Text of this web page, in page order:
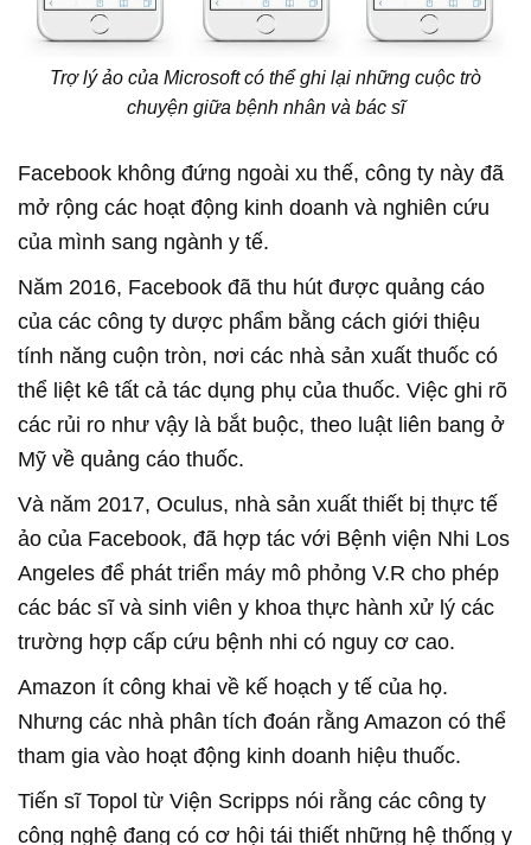
Trợ lý ảo của Microsoft có thể ghi lại những cuộc trò
chuyện giữa bệnh nhân và bác sĩ
Facebook không đứng ngoài xu thế, công ty này đã
mở rộng các hoạt động kinh doanh và nghiên cứu
của mình sang ngành y tế.
Năm 2016, Facebook đã thu hút được quảng cáo
của các công ty dược phẩm bằng cách giới thiệu
tính năng cuộn tròn, nơi các nhà sản xuất thuốc có
thể liệt kê tất cả tác dụng phụ của thuốc. Việc ghi rõ
các rủi ro như vậy là bắt buộc, theo luật liên bang ở
Mỹ về quảng cáo thuốc.
Và năm 2017, Oculus, nhà sản xuất thiết bị thực tế
ảo của Facebook, đã hợp tác với Bệnh viện Nhi Los
Angeles để phát triển máy mô phỏng V.R cho phép
các bác sĩ và sinh viên y khoa thực hành xử lý các
trường hợp cấp cứu bệnh nhi có nguy cơ cao.
Amazon ít công khai về kế hoạch y tế của họ.
Nhưng các nhà phân tích đoán rằng Amazon có thể
tham gia vào hoạt động kinh doanh hiệu thuốc.
Tiến sĩ Topol từ Viện Scripps nói rằng các công ty
công nghệ đang có cơ hội tái thiết những hệ thống y